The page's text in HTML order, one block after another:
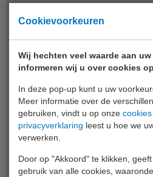
Cookievoorkeuren
Wij hechten veel waarde aan
informeren wij u over cookies
In deze pop-up kunt u uw
Meer informatie over de
gebruiken, vindt u op onze cookies
privacyverklaring leest u hoe we
verwerken.
Door op "Akkoord" te klikken,
gebruik van alle cookies,
gemotiveerde professionals
carrièremogelijkheden,
onzeLinkedIn-paginain de
Daar zullen we eventuele
over ons bedrijf delen.